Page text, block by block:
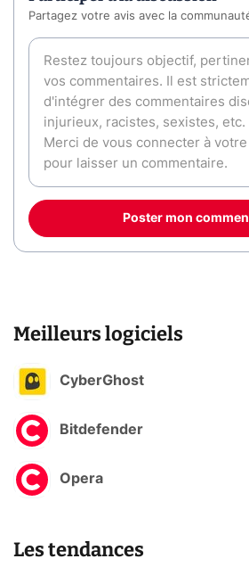
Partagez votre avis avec la
Poster mon
Meilleurs logiciels
CyberGhost
Bitdefender
Opera
Les tendances